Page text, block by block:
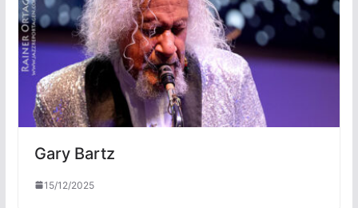
Gary Bartz
15/12/2025